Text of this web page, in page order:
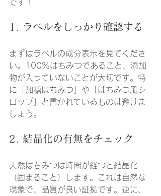
です！
1. ラベルをしっかり確認する
まずはラベルの成分表示を見てくださ
い。100％はちみつであること、添加
物が入っていないことが大切です。特
に「加糖はちみつ」や「はちみつ風シ
ロップ」と書かれているものは避けま
しょう。
2. 結晶化の有無をチェック
天然はちみつは時間が経つと結晶化
（固まること）します。これは自然な
現象で、品質が良い証拠です。逆に、